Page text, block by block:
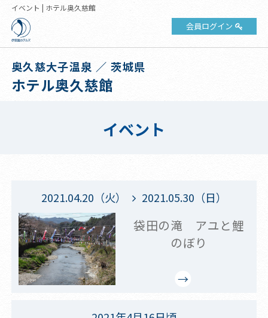
イベント | ホテル奥久慈館
会員ログイン
奥久慈大子温泉 ／ 茨城県
ホテル奥久慈館
イベント
2021.04.20（火） 2021.05.30（日）
袋田の滝 アユと鯉
のぼり